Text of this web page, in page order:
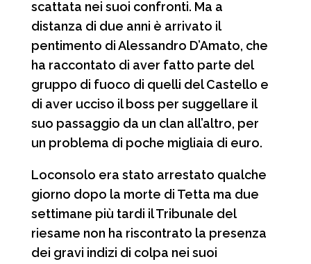
scattata nei suoi confronti. Ma a
distanza di due anni è arrivato il
pentimento di Alessandro D’Amato, che
ha raccontato di aver fatto parte del
gruppo di fuoco di quelli del Castello e
di aver ucciso il boss per suggellare il
suo passaggio da un clan all’altro, per
un problema di poche migliaia di euro.
Loconsolo era stato arrestato qualche
giorno dopo la morte di Tetta ma due
settimane più tardi il Tribunale del
riesame non ha riscontrato la presenza
dei gravi indizi di colpa nei suoi